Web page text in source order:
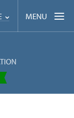
MENU